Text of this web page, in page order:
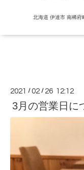
北海道 伊達市 南稀府
2021 /02 / 26 12:12
3月の営業日に